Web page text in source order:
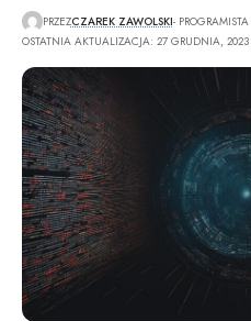
PRZEZCZAREK ZAWOLSKI- PROGRAMISTA
OSTATNIA AKTUALIZACJA: 27 GRUDNIA, 2023